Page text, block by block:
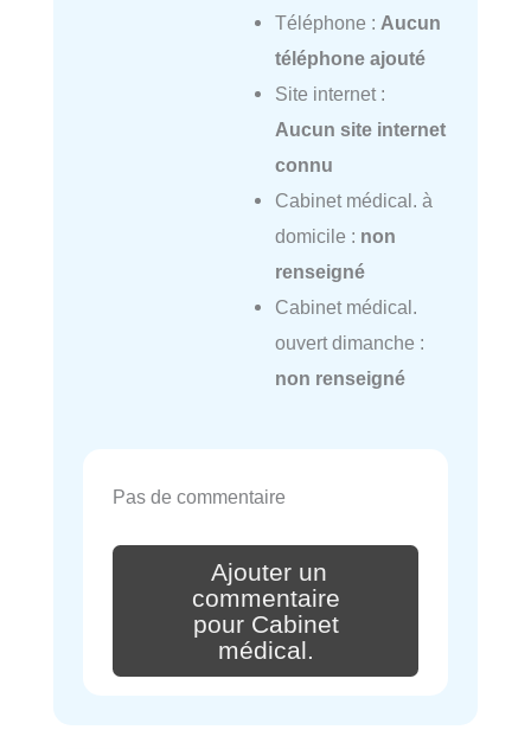
Téléphone : Aucun
téléphone ajouté
Site internet :
Aucun site internet
connu
Cabinet médical. à
domicile : non
renseigné
Cabinet médical.
ouvert dimanche :
non renseigné
Pas de commentaire
Ajouter un
commentaire
pour Cabinet
médical.